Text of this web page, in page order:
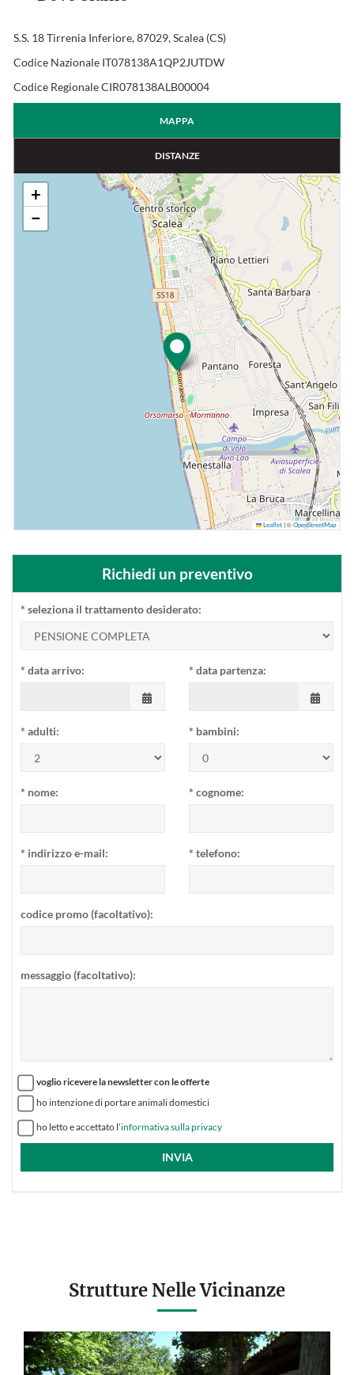
S.S. 18 Tirrenia Inferiore, 87029, Scalea (CS)
Codice Nazionale IT078138A1QP2JUTDW
Codice Regionale CIR078138ALB00004
MAPPA
DISTANZE
+
−
Leaflet © OpenStreetMap
Richiedi un preventivo
* seleziona il trattamento desiderato:
* data arrivo: * data partenza:
* adulti: * bambini:
* nome: * cognome:
* indirizzo e-mail: * telefono:
codice promo (facoltativo):
messaggio (facoltativo):
voglio ricevere la newsletter con le offerte
ho intenzione di portare animali domestici
ho letto e accettato l’informativa sulla privacy
Strutture Nelle Vicinanze